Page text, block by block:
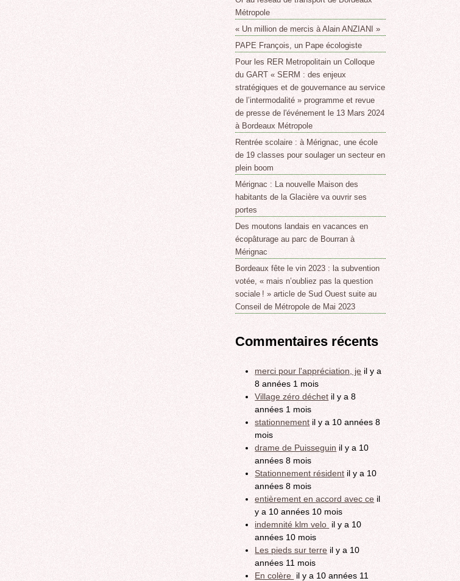
ROCADE VDO
Métropole
« Un million de mercis à Alain ANZIANI »
PAPE François, un Pape écologiste
Pour les RER Metropolitain un Colloque
du GART « SERM : des enjeux
stratégiques et de gouvernance au service
de l’intermodalité » programme et revue
de presse de l'événement le 13 Mars 2024
à Bordeaux Métropole
Rentrée scolaire : à Mérignac, une école
de 19 classes pour soulager un secteur en
plein boom
Mérignac : La nouvelle Maison des
habitants de la Glacière va ouvrir ses
portes
Des moutons landais en vacances en
écopâturage au parc de Bourran à
Mérignac
Bordeaux fête le vin 2023 : la subvention
votée, « mais n’oubliez pas la question
sociale ! » article de Sud Ouest suite au
Conseil de Métropole de Mai 2023
Commentaires récents
merci pour l'appréciation, je il y a
8 années 1 mois
Village zéro déchet il y a 8
années 1 mois
stationnement il y a 10 années 8
mois
drame de Puisseguin il y a 10
années 8 mois
Stationnement résident il y a 10
années 8 mois
entièrement en accord avec ce il
y a 10 années 10 mois
indemnité klm velo il y a 10
années 10 mois
Les pieds sur terre il y a 10
années 11 mois
En colère il y a 10 années 11